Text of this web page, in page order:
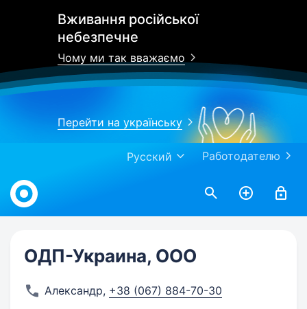
Вживання російської
небезпечне
Чому ми так вважаємо
Перейти на українську
Работодателю
Русский
Work.ua
ОДП-Украина, ООО
Александр, +38 (067) 884-70-30